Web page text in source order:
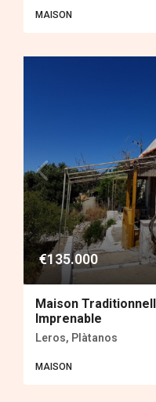
MAISON
€135.000
Maison
Imprenable
Leros, Plàtanos
MAISON